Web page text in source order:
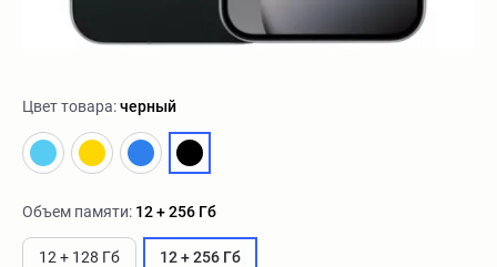
Цвет товара:черный
Объем памяти: 12 + 256 Гб
12 + 128 Гб 12 + 256 Гб